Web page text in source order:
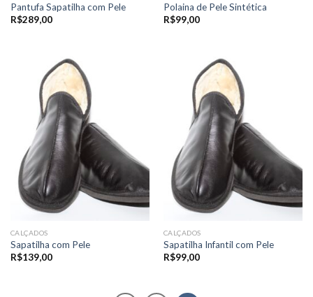
Pantufa Sapatilha com Pele
R$289,00
Polaina de Pele Sintética
R$99,00
CALÇADOS
Sapatilha com Pele
R$139,00
CALÇADOS
Sapatilha Infantil com Pele
R$99,00